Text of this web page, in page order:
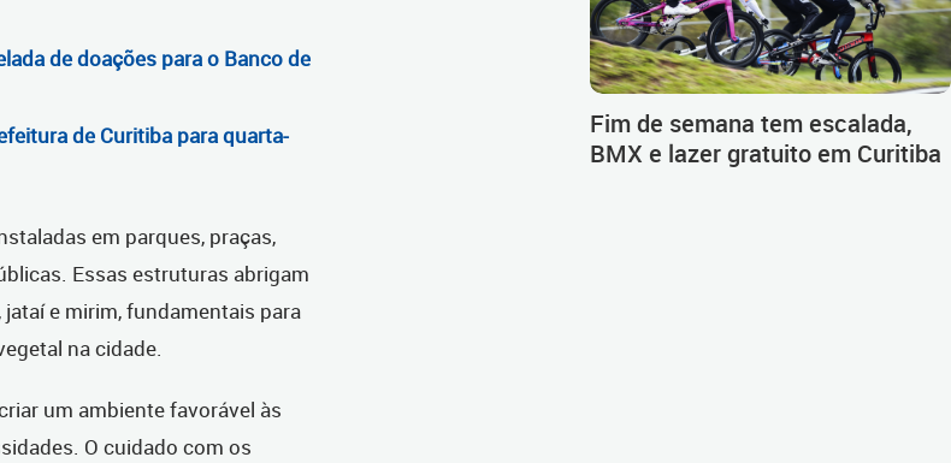
de doações para o Banco de
de Curitiba para quarta-
em parques, praças,
Essas estruturas abrigam
e mirim, fundamentais para
na cidade.
um ambiente favorável às
O cuidado com os
Fim de semana tem escalada,
BMX e lazer gratuito em Curitiba